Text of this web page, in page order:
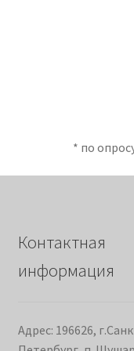
* по
Контактная
информация
Адрес: 196626,